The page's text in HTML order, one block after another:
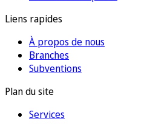
Liens rapides
À propos de nous
Branches
Subventions
Plan du site
Services